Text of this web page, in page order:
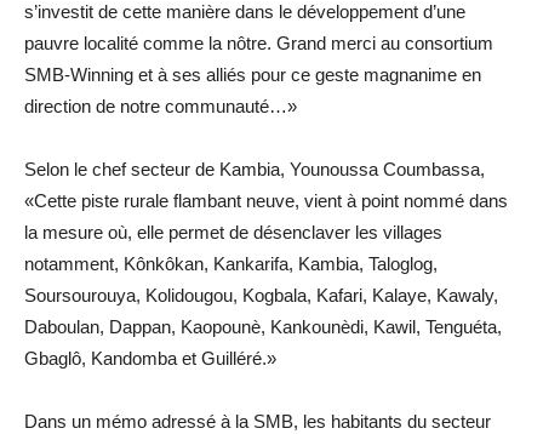
s’investit de cette manière dans le développement d’une
pauvre localité comme la nôtre. Grand merci au consortium
SMB-Winning et à ses alliés pour ce geste magnanime en
direction de notre communauté…»
Selon le chef secteur de Kambia, Younoussa Coumbassa,
«Cette piste rurale flambant neuve, vient à point nommé dans
la mesure où, elle permet de désenclaver les villages
notamment, Kônkôkan, Kankarifa, Kambia, Taloglog,
Soursourouya, Kolidougou, Kogbala, Kafari, Kalaye, Kawaly,
Daboulan, Dappan, Kaopounè, Kankounèdi, Kawil, Tenguéta,
Gbaglô, Kandomba et Guilléré.»
Dans un mémo adressé à la SMB, les habitants du secteur